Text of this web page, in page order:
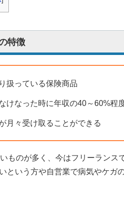
特徴
扱っている保険商品
けなった時に年収の40～60%程
月々受け取ることができる
ものが多く、今はフリーランス
という方や自営業で病気やケガ